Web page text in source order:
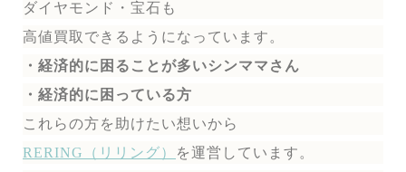
ダイヤモンド・宝石も
高値買取できるようになっています。
・経済的に困ることが多いシンママさん
・経済的に困っている方
これらの方を助けたい想いから
RERING（リリング）
を運営しています。